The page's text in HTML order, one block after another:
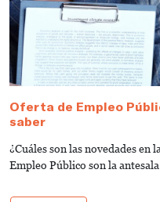
Oferta de Empleo
saber
¿Cuáles son las novedades en
Empleo Público son la